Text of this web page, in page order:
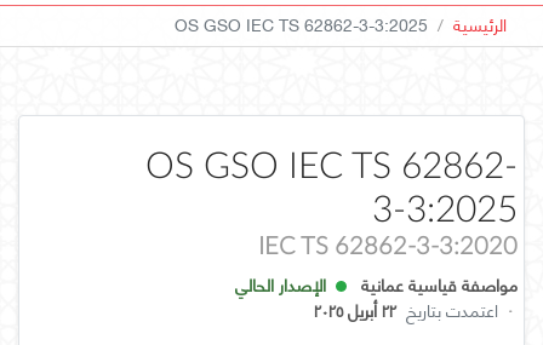
الرئيسية OS GSO IEC TS 62862-3-3:2025
OS GSO IEC TS 62862-
3-3:2025
IEC TS 62862-3-3:2020
مواصفة قياسية عمانية
الإصدار الحالي
· اعتمدت بتاريخ ٢٢ أبريل ٢٠٢٥